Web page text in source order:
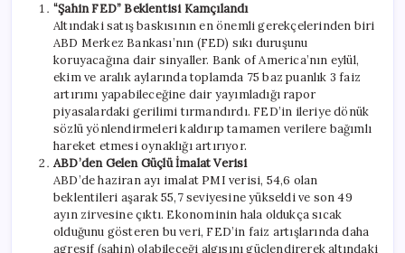
“Şahin FED” Beklentisi Kamçılandı
Altındaki satış baskısının en önemli gerekçelerinden biri
ABD Merkez Bankası’nın (FED) sıkı duruşunu
koruyacağına dair sinyaller. Bank of America’nın eylül,
ekim ve aralık aylarında toplamda 75 baz puanlık 3 faiz
artırımı yapabileceğine dair yayımladığı rapor
piyasalardaki gerilimi tırmandırdı. FED’in ileriye dönük
sözlü yönlendirmeleri kaldırıp tamamen verilere bağımlı
hareket etmesi oynaklığı artırıyor.
ABD’den Gelen Güçlü İmalat Verisi
ABD’de haziran ayı imalat PMI verisi, 54,6 olan
beklentileri aşarak 55,7 seviyesine yükseldi ve son 49
ayın zirvesine çıktı. Ekonominin hala oldukça sıcak
olduğunu gösteren bu veri, FED’in faiz artışlarında daha
agresif (şahin) olabileceği algısını güçlendirerek altındaki